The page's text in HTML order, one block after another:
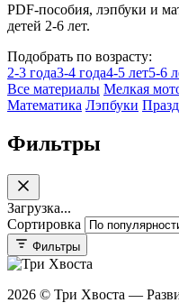
PDF-пособия, лэпбуки и
детей 2-6 лет.
Подобрать по возрасту:
2-3 года3-4 года4-5 лет5-6
Все материалы Мелкая
Математика Лэпбуки
Фильтры
Загрузка...
Сортировка
Фильтры
2026 © Три Хвоста —